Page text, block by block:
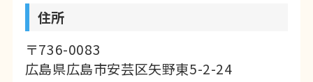
住所
〒736-0083
広島県広島市安芸区矢野東5-2-24